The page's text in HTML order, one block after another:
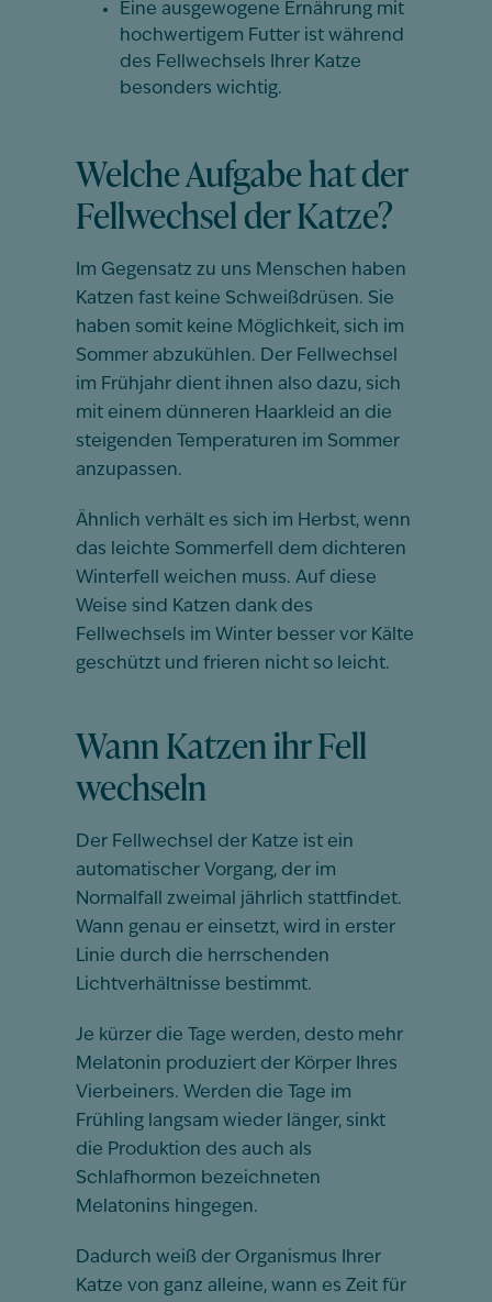
Eine ausgewogene Ernährung mit
hochwertigem Futter ist während
des Fellwechsels Ihrer Katze
besonders wichtig.
Welche Aufgabe hat der
Fellwechsel der Katze?
Im Gegensatz zu uns Menschen haben
Katzen fast keine Schweißdrüsen. Sie
haben somit keine Möglichkeit, sich im
Sommer abzukühlen. Der Fellwechsel
im Frühjahr dient ihnen also dazu, sich
mit einem dünneren Haarkleid an die
steigenden Temperaturen im Sommer
anzupassen.
Ähnlich verhält es sich im Herbst, wenn
das leichte Sommerfell dem dichteren
Winterfell weichen muss. Auf diese
Weise sind Katzen dank des
Fellwechsels im Winter besser vor Kälte
geschützt und frieren nicht so leicht.
Wann Katzen ihr Fell
wechseln
Der Fellwechsel der Katze ist ein
automatischer Vorgang, der im
Normalfall zweimal jährlich stattfindet.
Wann genau er einsetzt, wird in erster
Linie durch die herrschenden
Lichtverhältnisse bestimmt.
Je kürzer die Tage werden, desto mehr
Melatonin produziert der Körper Ihres
Vierbeiners. Werden die Tage im
Frühling langsam wieder länger, sinkt
die Produktion des auch als
Schlafhormon bezeichneten
Melatonins hingegen.
Dadurch weiß der Organismus Ihrer
Katze von ganz alleine, wann es Zeit für